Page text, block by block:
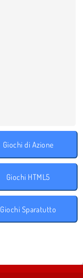
Giochi di Azione
Giochi HTML5
Giochi Sparatutto